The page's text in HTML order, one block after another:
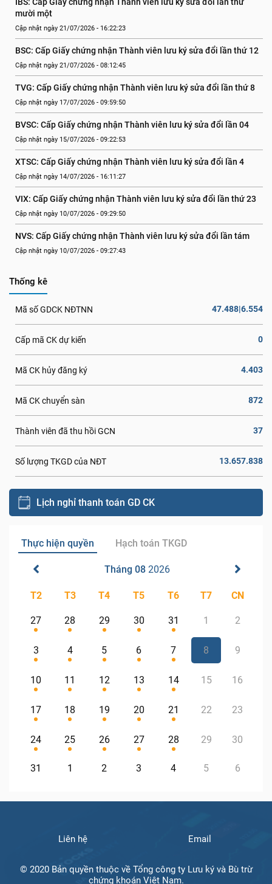
mười một
Cập nhật ngày 21/07/2026 - 16:22:23
BSC: Cấp Giấy chứng nhận Thành viên lưu ký sửa đổi lần thứ 12
Cập nhật ngày 21/07/2026 - 08:12:45
TVG: Cấp Giấy chứng nhận Thành viên lưu ký sửa đổi lần thứ 8
Cập nhật ngày 17/07/2026 - 09:59:50
BVSC: Cấp Giấy chứng nhận Thành viên lưu ký sửa đổi lần 04
Cập nhật ngày 15/07/2026 - 09:22:53
XTSC: Cấp Giấy chứng nhận Thành viên lưu ký sửa đổi lần 4
Cập nhật ngày 14/07/2026 - 16:11:27
VIX: Cấp Giấy chứng nhận Thành viên lưu ký sửa đổi lần thứ 23
Cập nhật ngày 10/07/2026 - 09:29:50
NVS: Cấp Giấy chứng nhận Thành viên lưu ký sửa đổi lần tám
Cập nhật ngày 10/07/2026 - 09:27:43
Thống kê
Mã số GDCK NĐTNN 47.488|6.554
Cấp mã CK dự kiến 0
Mã CK hủy đăng ký 4.403
Mã CK chuyển sàn 872
Thành viên đã thu hồi GCN 37
Số lượng TKGD của NĐT 13.657.838
Lịch nghỉ thanh toán GD CK
Thực hiện quyền Hạch toán TKGD
Tháng 08 2026
T2 T3 T4 T5 T6 T7 CN
27 28 29 30 31 1 2
3 4 5 6 7 8 9
10 11 12 13 14 15 16
17 18 19 20 21 22 23
24 25 26 27 28 29 30
31 1 2 3 4 5 6
Liên hệ Email
© 2020 Bản quyền thuộc về Tổng công ty Lưu ký và Bù trừ
chứng khoán Việt Nam.